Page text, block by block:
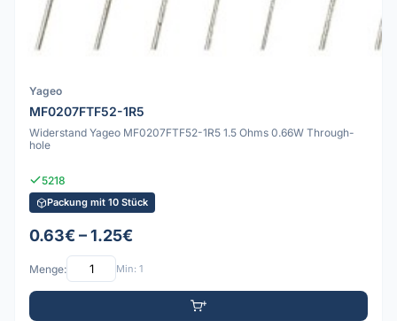
Yageo
MF0207FTF52-1R5
Widerstand Yageo MF0207FTF52-1R5 1.5 Ohms 0.66W Through-
hole
5218
Packung mit 10 Stück
0.63€ – 1.25€
Menge: Min: 1